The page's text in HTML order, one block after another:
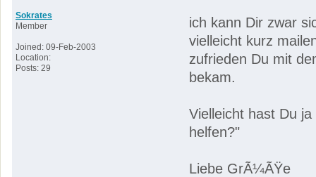
Sokrates
Member
Joined: 09-Feb-2003
Location:
Posts: 29
ich kann Dir zwar
vielleicht kurz
zufrieden Du mit
bekam.
Vielleicht hast Du
helfen?"
Liebe GrÃ¼ÃŸe